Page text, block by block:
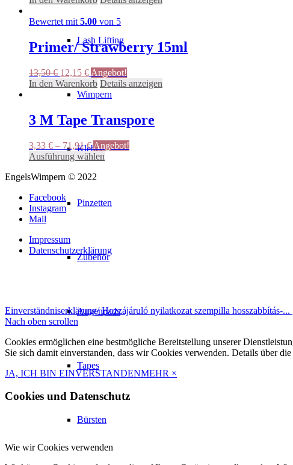
Lash Lifting
Wimpern
Kleber
Pinzetten
Zubehör
Augenpads
Tapes
Bürsten
können
der
Produktseite
gewählt
werden
14,50 €13,05 €.
Bewertet mit 5.00 von 5
Primer/ Strawberry 15ml
13,50€ Ursprünglicher
Preis
war:
12,15 €Aktueller
Preis
ist:
Angebot!
In den Warenkorb Details anzeigen
3 M Tape Transpore
3,33 € – 71,91€ Angebot!
Ausführung wählen
Varianten
auf.
auf
der
EngelsWimpern © 2022
Facebook
Instagram
Mail
Impressum
Datenschutzerklärung
Einverständniserklärung/ Hozzájáruló nyilatkozat szempilla hosszabbítás-...
Nach oben scrollen
Cookies ermöglichen eine bestmögliche Bereitstellung unserer
Sie sich damit einverstanden, dass wir Cookies verwenden. Details über
JA, ICH BIN EINVERSTANDENMEHR ×
Cookies und Datenschutz
Wie wir Cookies verwenden